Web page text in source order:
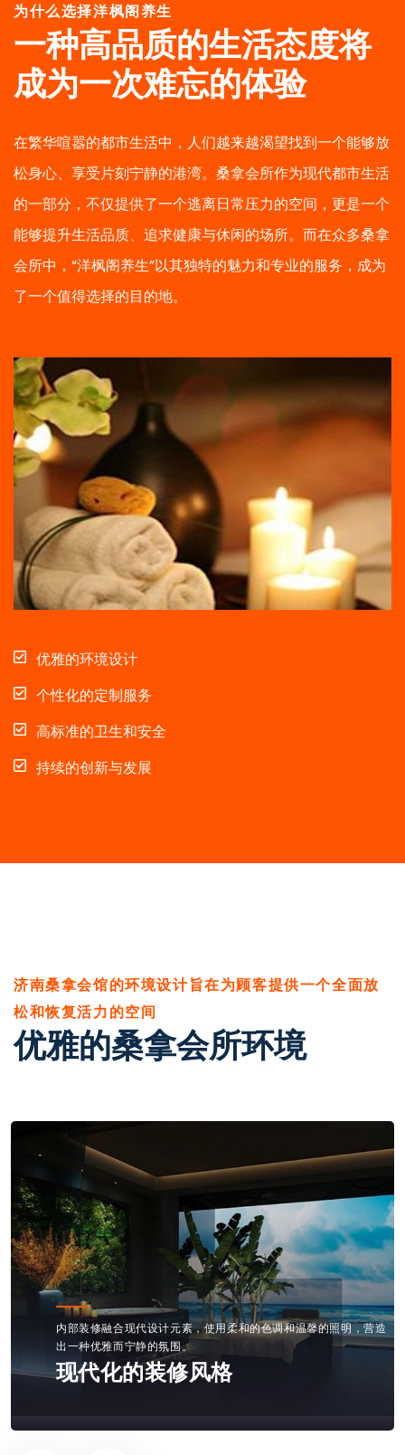
为什么选择洋枫阁养生
一种高品质的生活态度将
成为一次难忘的体验
在繁华喧嚣的都市生活中，人们越来越渴望找到一个能够放
松身心、享受片刻宁静的港湾。桑拿会所作为现代都市生活
的一部分，不仅提供了一个逃离日常压力的空间，更是一个
能够提升生活品质、追求健康与休闲的场所。而在众多桑拿
会所中，“洋枫阁养生”以其独特的魅力和专业的服务，成为
了一个值得选择的目的地。
优雅的环境设计
个性化的定制服务
高标准的卫生和安全
持续的创新与发展
济南桑拿会馆的环境设计旨在为顾客提供一个全面放
松和恢复活力的空间
优雅的桑拿会所环境
内部装修融合现代设计元素，使用柔和的色调和温馨的照明，营造
出一种优雅而宁静的氛围。
现代化的装修风格